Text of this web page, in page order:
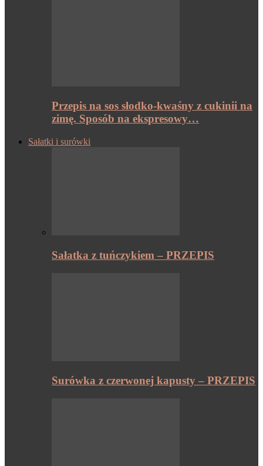
Przepis na sos słodko-kwaśny z cukinii na
zimę. Sposób na ekspresowy…
Sałatki i surówki
Sałatka z tuńczykiem – PRZEPIS
Surówka z czerwonej kapusty – PRZEPIS